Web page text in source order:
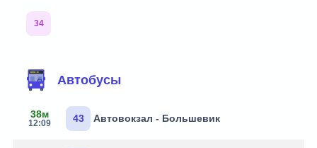
34
Автобусы
38м
12:09 43 Автовокзал - Большевик